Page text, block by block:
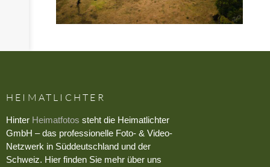
HEIMATLICHTER
HEIMATLICHTER
Hinter Heimatfotos steht die Heimatlichter
GmbH – das professionelle Foto- & Video-
Netzwerk in Süddeutschland und der
Schweiz. Hier finden Sie mehr über uns